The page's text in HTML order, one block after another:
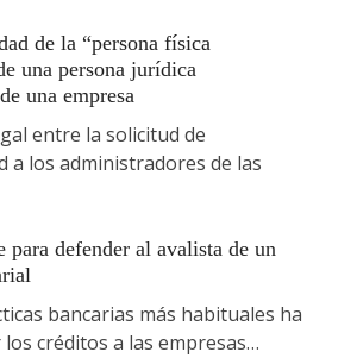
de la “persona física
una persona jurídica
una empresa
entre la solicitud de
a los administradores de las
para defender al avalista de un
bancarias más habituales ha
créditos a las empresas…